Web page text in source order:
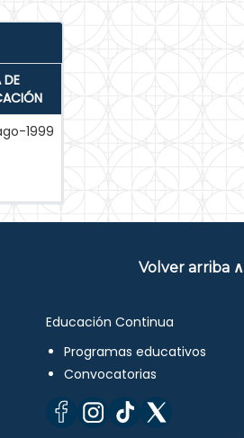
DE
1999
Volver arriba ∧
Educación Continua
Programas educativos
Convocatorias